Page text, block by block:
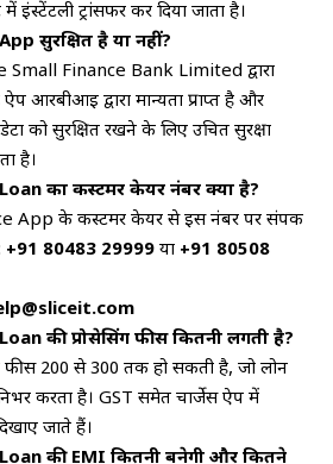
ट्रांसफर कर दिया जाता है।
सुरक्षित है या नहीं?
Small Finance Bank Limited द्वारा
आरबीआई द्वारा मान्यता प्राप्त है और
को सुरक्षित रखने के लिए उचित सुरक्षा
है।
का कस्टमर केयर नंबर क्या है?
App के कस्टमर केयर से इस नंबर पर संपर्क
+91 80483 29999 या +91 80508
की प्रोसेसिंग फीस कितनी लगती है?
फीस ₹200 से ₹300 तक हो सकती है, जो लोन
करता है। GST समेत चार्जेस ऐप में
जाते हैं।
की EMI कितनी बनेगी और कितने